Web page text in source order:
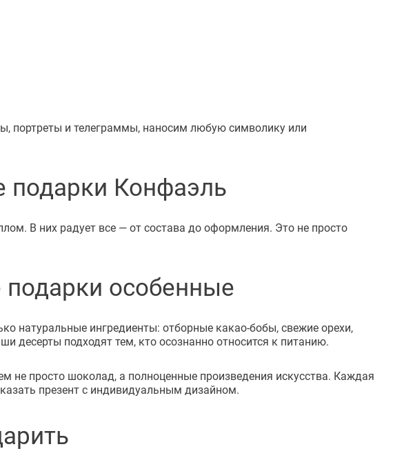
портреты и телеграммы, наносим любую символику или
Конфаэль
В них радует все — от состава до оформления. Это не просто
особенные
натуральные ингредиенты: отборные какао-бобы, свежие орехи,
десерты подходят тем, кто осознанно относится к питанию.
просто шоколад, а полноценные произведения искусства. Каждая
презент с индивидуальным дизайном.